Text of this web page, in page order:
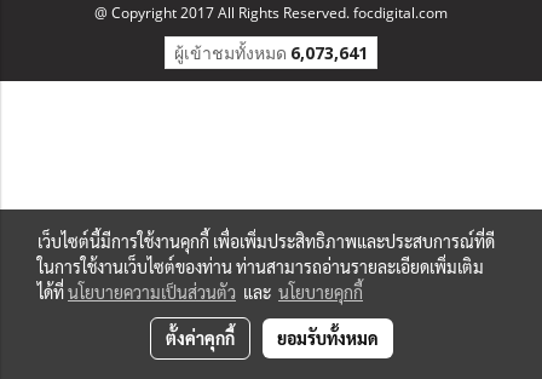
@ Copyright 2017 All Rights Reserved. focdigital.com
ผู้เข้าชมทั้งหมด 6,073,641
เว็บไซต์นี้มีการใช้งานคุกกี้ เพื่อเพิ่มประสิทธิภาพและประสบการณ์ที่ดี
ในการใช้งานเว็บไซต์ของท่าน ท่านสามารถอ่านรายละเอียดเพิ่มเติม
ได้ที่นโยบายความเป็นส่วนตัว และ นโยบายคุกกี้
ตั้งค่าคุกกี้ ยอมรับทั้งหมด